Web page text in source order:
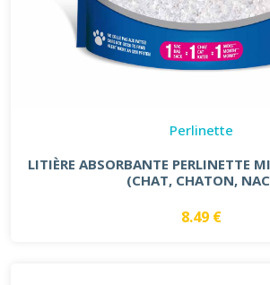
Perlinette
LITIÈRE ABSORBANTE PERLINETTE
(CHAT, CHATON,
8.49 €